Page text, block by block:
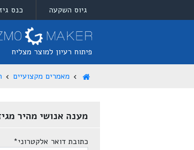
גיוס השקעה כנס
פיתוח רעיון למוצר מצליח
מאמרים מקצועיים
מענה אנושי מהיר
כתובת דואר אלקטרוני*